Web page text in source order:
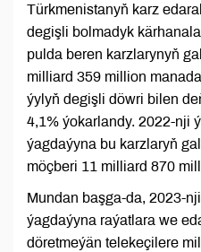
Türkmenistanyň karz
degişli bolmadyk
pulda beren karzlarynyň
milliard 359 million
ýylyň degişli döwri bilen
4,1% ýokarlandy. 2022-nji
ýagdaýyna bu karzlaryň
möçberi 11 milliard 870
Mundan başga-da, 2023-
ýagdaýyna raýatlara we
döretmeýän telekeçilere